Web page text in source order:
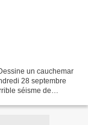
un cauchemar
28 septembre
séisme de